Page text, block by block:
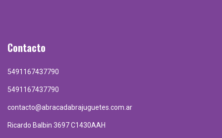
Contacto
5491167437790
5491167437790
contacto@abracadabrajuguetes.com.ar
Ricardo Balbin 3697 C1430AAH